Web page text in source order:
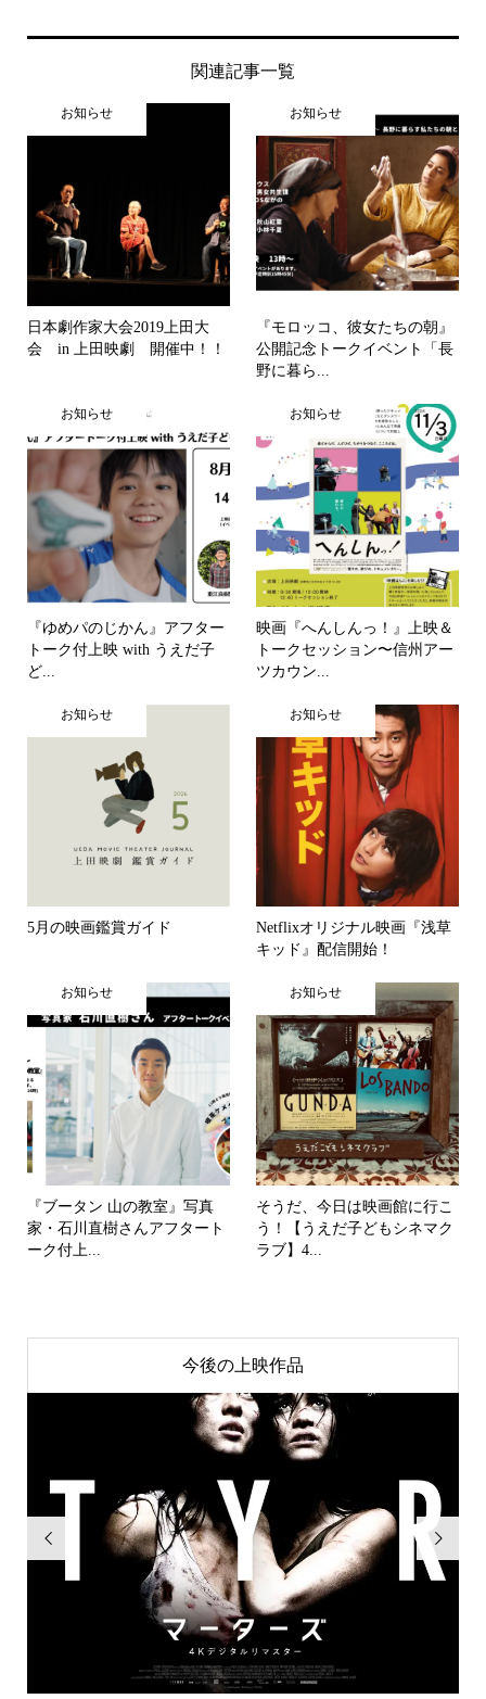
関連記事一覧
お知らせ
日本劇作家大会2019上田大
会 in 上田映劇 開催中！！
お知らせ
『モロッコ、彼女たちの朝』
公開記念トークイベント「長
野に暮ら...
お知らせ
『ゆめパのじかん』アフター
トーク付上映 with うえだ子
ど...
お知らせ
映画『へんしんっ！』上映＆
トークセッション〜信州アー
ツカウン...
お知らせ
5月の映画鑑賞ガイド
お知らせ
Netflixオリジナル映画『浅草
キッド』配信開始！
お知らせ
『ブータン 山の教室』写真
家・石川直樹さんアフタート
ーク付上...
お知らせ
そうだ、今日は映画館に行こ
う！【うえだ子どもシネマク
ラブ】4...
今後の上映作品
 